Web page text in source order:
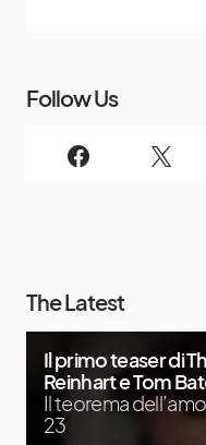
Follow Us
The Latest
Il primo teaser di
Reinhart e Tom
Il teorema
23